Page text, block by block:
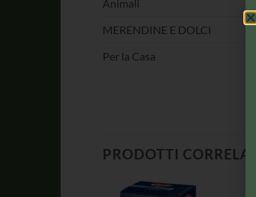
Animali
MERENDINE E DOLCI
Per la Casa
PRODOTTI CORRELATI